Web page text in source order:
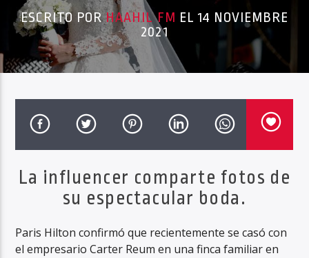
PROGRAMA ACTUAL
INFORMATIVO TURQUESA – 1RA EMISIÓN
6:30 AM 8:30 AM
Haahil FM
ESCRITO PORHAAHIL FM EL 14 NOVIEMBRE
2021
La influencer comparte fotos de
su espectacular boda.
Paris Hilton confirmó que recientemente se casó con
el empresario Carter Reum en una finca familiar en